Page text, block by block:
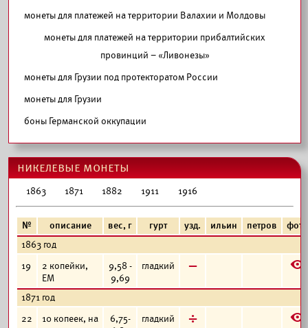
монеты для платежей на территории Валахии и Молдовы
монеты для платежей на территории прибалтийских
провинций – «Ливонезы»
монеты для Грузии под протекторатом России
монеты для Грузии
боны Германской оккупации
никелевые монеты
1863 1871 1882 1911 1916
№ описание вес, г гурт узд. ильин петров
фото
1863 год
19
2 копейки,
ЕМ
9,58 -
9,69
гладкий в E
1871 год
22
10 копеек, на
6,75-
гладкий д E